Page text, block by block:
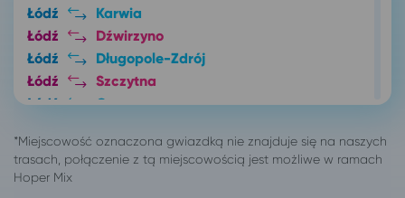
Łódź
Karwia
Łódź
Dźwirzyno
Łódź
Długopole-Zdrój
Łódź
Szczytna
Łódź
Orzysz
Łódź
Pisz
Łódź
Złoty Stok